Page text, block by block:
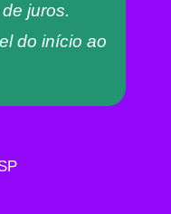
juros.
do início ao